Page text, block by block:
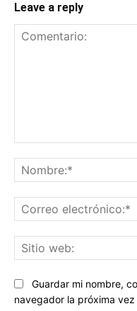
Leave a reply
Guardar mi nombre,
navegador la próxima